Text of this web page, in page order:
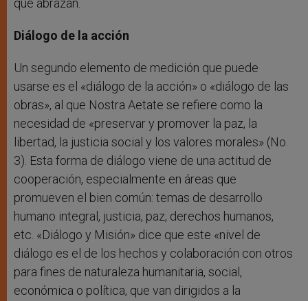
que abrazan.
Diálogo de la acción
Un segundo elemento de medición que puede
usarse es el «diálogo de la acción» o «diálogo de las
obras», al que Nostra Aetate se refiere como la
necesidad de «preservar y promover la paz, la
libertad, la justicia social y los valores morales» (No.
3). Esta forma de diálogo viene de una actitud de
cooperación, especialmente en áreas que
promueven el bien común: temas de desarrollo
humano integral, justicia, paz, derechos humanos,
etc. «Diálogo y Misión» dice que este «nivel de
diálogo es el de los hechos y colaboración con otros
para fines de naturaleza humanitaria, social,
económica o política, que van dirigidos a la